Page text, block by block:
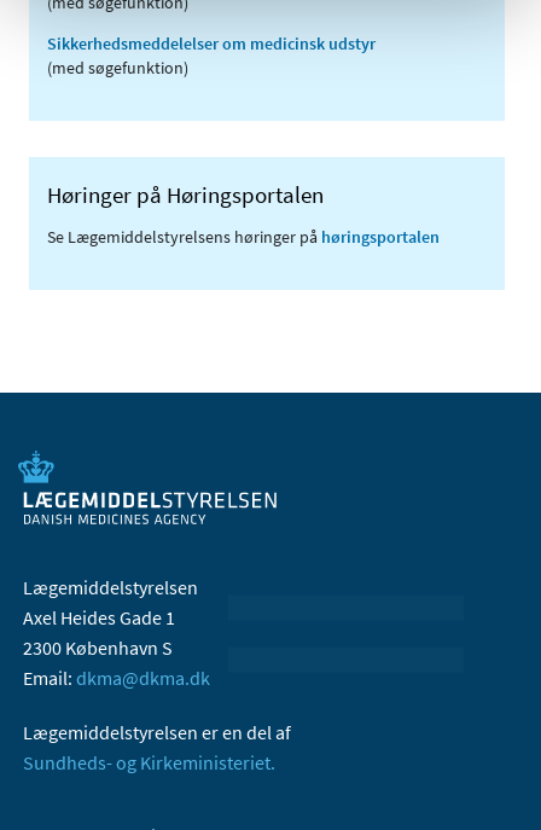
Sikkerhedsmeddelelser om medicinsk udstyr
(med søgefunktion)
Høringer på Høringsportalen
Se Lægemiddelstyrelsens høringer på høringsportalen
Lægemiddelstyrelsen
Axel Heides Gade 1
2300 København S
Email: dkma@dkma.dk
Lægemiddelstyrelsen er en del af
Sundheds- og Kirkeministeriet.